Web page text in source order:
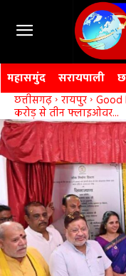
महासमुंद सरायपाली
छत्तीसगढ़ रायपुर Good
करोड़ से तीन फ्लाइओवर...